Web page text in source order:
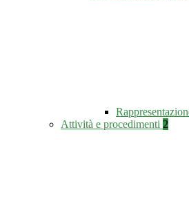
Attività e procedimenti 2